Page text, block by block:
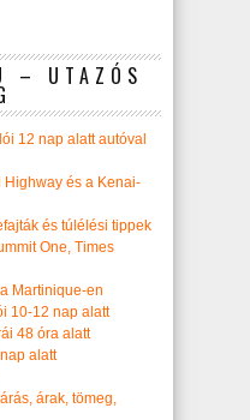
– UTAZÓS
12 nap alatt autóval
és a Kenai-
és túlélési tippek
One, Times
Martinique-en
10-12 nap alatt
48 óra alatt
alatt
árak, tömeg,